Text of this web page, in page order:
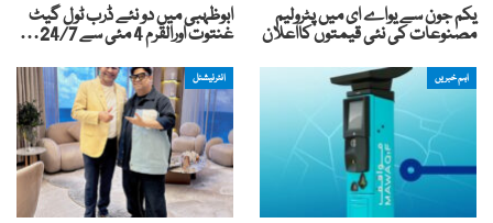
یکم جون سے یواے ای میں پٹرولیم
مصنوعات کی نئی قیمتوں کااعلان
ابوظہبی میں دو نئے ڈرب ٹول گیٹ
غنتوت اورالقرم 4 مئی سے 24/7…
اہم خبریں انٹرنیشنل